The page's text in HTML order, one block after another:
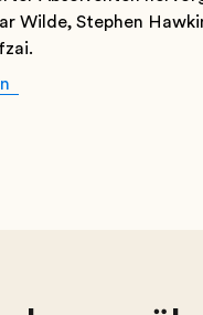
Wilde, Stephen